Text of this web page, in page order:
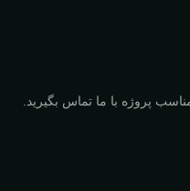
پروژه با ما تماس بگیرید.